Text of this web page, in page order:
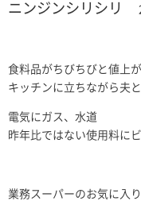
ニンジンシリシリ
食料品がちびちびと値上
キッチンに立ちながら夫
電気にガス、水道
昨年比ではない使用料に
業務スーパーのお気に入